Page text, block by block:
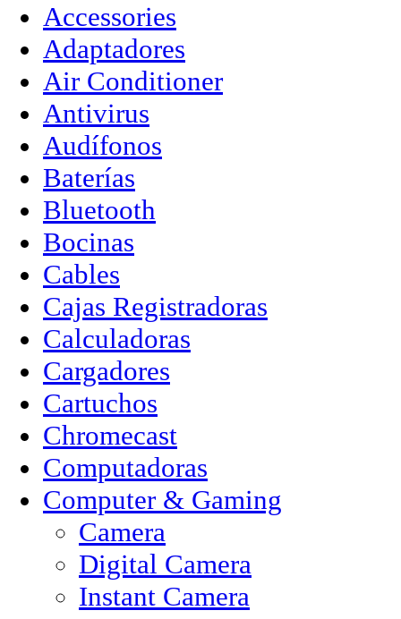
Accessories
Adaptadores
Air Conditioner
Antivirus
Audífonos
Baterías
Bluetooth
Bocinas
Cables
Cajas Registradoras
Calculadoras
Cargadores
Cartuchos
Chromecast
Computadoras
Computer & Gaming
Camera
Digital Camera
Instant Camera